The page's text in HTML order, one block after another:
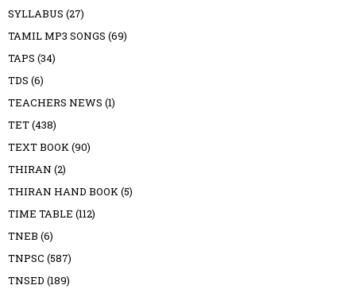
SYLLABUS (27)
TAMIL MP3 SONGS (69)
TAPS (34)
TDS (6)
TEACHERS NEWS (1)
TET(438)
TEXT BOOK(90)
THIRAN (2)
THIRAN HAND BOOK(5)
TIME TABLE (112)
TNEB (6)
TNPSC (587)
TNSED (189)